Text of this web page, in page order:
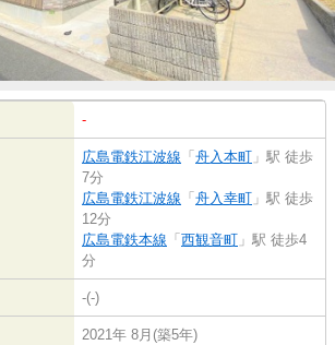
-
広島電鉄江波線 「 舟入本町 」駅 徒歩
7分
広島電鉄江波線 「 舟入幸町 」駅 徒歩
12分
広島電鉄本線 「 西観音町 」駅 徒歩4
分
-(-)
2021年 8月(築5年)